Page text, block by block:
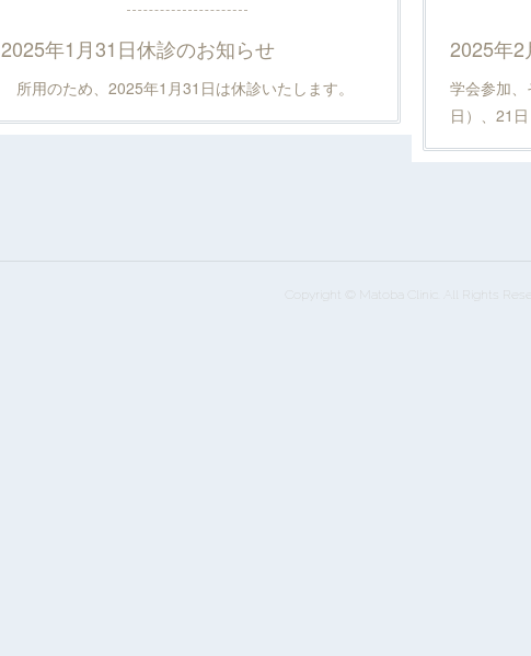
2025年1月31日休診のお知らせ
所用のため、2025年1月31日は休診いたします。
2025年2
学会参加
日）、21
Copyright © Matoba Clinic. All Rights